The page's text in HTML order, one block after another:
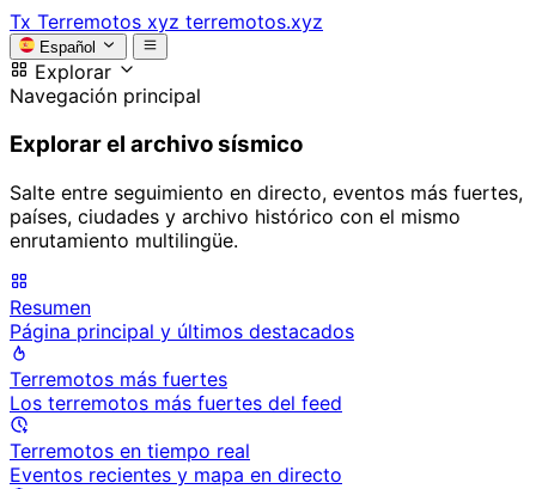
Tx Terremotos xyz terremotos.xyz
Español
Explorar
Navegación principal
Explorar el archivo sísmico
Salte entre seguimiento en directo, eventos más fuertes,
países, ciudades y archivo histórico con el mismo
enrutamiento multilingüe.
Resumen
Página principal y últimos destacados
Terremotos más fuertes
Los terremotos más fuertes del feed
Terremotos en tiempo real
Eventos recientes y mapa en directo